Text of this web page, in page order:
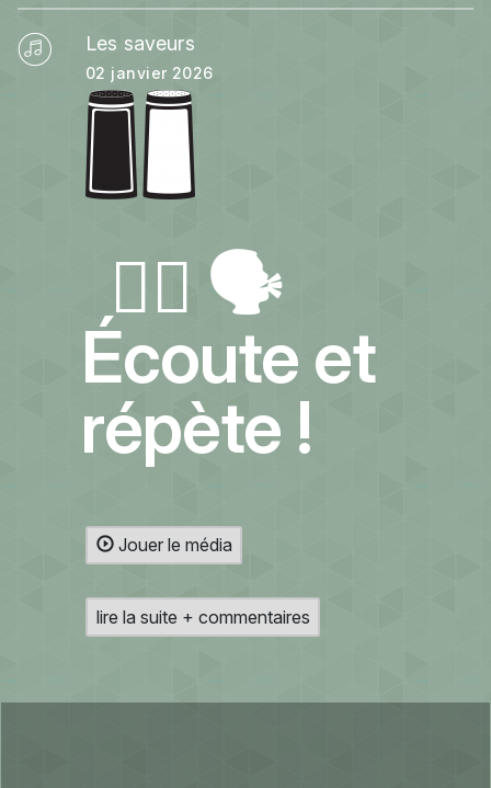
Les saveurs
02 janvier 2026
👂🏻 🗣️
Écoute et
répète !
Jouer le média
lire la suite + commentaires